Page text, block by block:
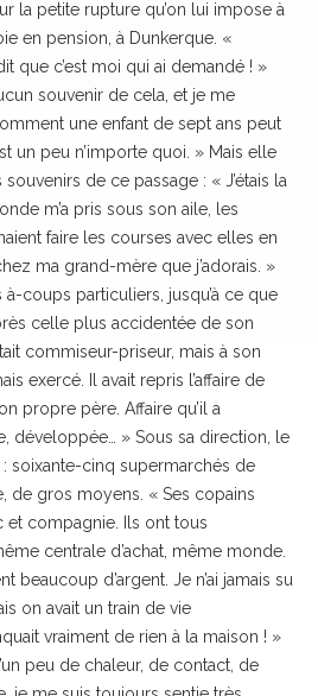
la petite rupture qu’on lui impose à
en pension, à Dunkerque. «
que c’est moi qui ai demandé ! »
souvenir de cela, et je me
une enfant de sept ans peut
un peu n’importe quoi. » Mais elle
de ce passage : « J’étais la
m’a pris sous son aile, les
faire les courses avec elles en
ma grand-mère que j’adorais. »
à-coups particuliers, jusqu’à ce que
celle plus accidentée de son
commiseur-priseur, mais à son
exercé. Il avait repris l’affaire de
propre père. Affaire qu’il a
développée… » Sous sa direction, le
soixante-cinq supermarchés de
de gros moyens. « Ses copains
et compagnie. Ils ont tous
centrale d’achat, même monde.
beaucoup d’argent. Je n’ai jamais su
on avait un train de vie
vraiment de rien à la maison ! »
peu de chaleur, de contact, de